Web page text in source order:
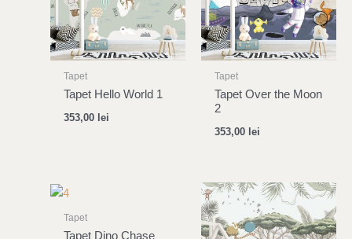
Tapet
Tapet Hello World 1
353,00 lei
Tapet
Tapet Over the Moon
2
353,00 lei
Tapet
Tapet Dino Chase